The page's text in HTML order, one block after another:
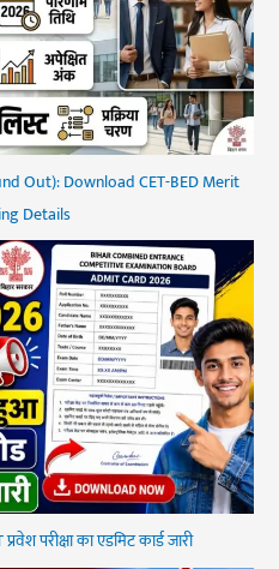
Out): Download CET-BED Merit
Details
परीक्षा का एडमिट कार्ड जारी